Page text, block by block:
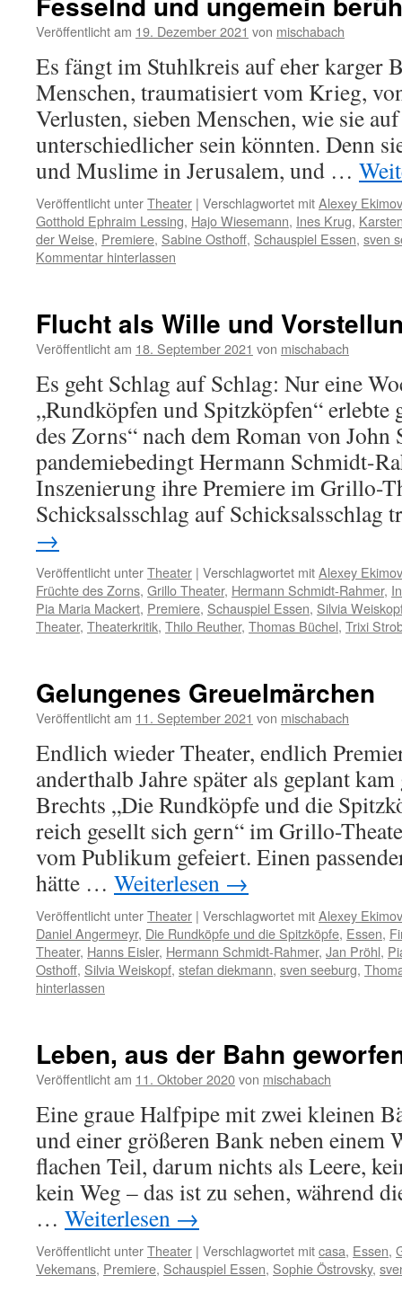
Veröffentlicht am 19. Dezember 2021 von mischabach
Es fängt im Stuhlkreis auf eher karger
Menschen, traumatisiert vom Krieg,
Verlusten, sieben Menschen, wie sie
unterschiedlicher sein könnten. Denn
und Muslime in Jerusalem, und …
Veröffentlicht unterTheater | Verschlagwortet mitAlexey Ekimov
Gotthold Ephraim Lessing, Hajo Wiesemann, Ines Krug,
der Weise, Premiere, Sabine Osthoff, Schauspiel Essen, sven
Kommentar hinterlassen
Flucht als Wille und
Veröffentlicht am 18. September 2021 von mischabach
Es geht Schlag auf Schlag: Nur eine
„Rundköpfen und Spitzköpfen“ erlebte
des Zorns“ nach dem Roman von John
pandemiebedingt Hermann Schmidt-
Inszenierung ihre Premiere im Grillo-
Schicksalsschlag auf
→
Veröffentlicht unterTheater | Verschlagwortet mitAlexey Ekimov
Früchte des Zorns, Grillo Theater, Hermann Schmidt-Rahmer,
Pia Maria Mackert, Premiere, Schauspiel Essen, Silvia
Theater, Theaterkritik, Thilo Reuther, Thomas Büchel, Trixi
Gelungenes Greuelmärchen
Veröffentlicht am 11. September 2021 von mischabach
Endlich wieder Theater, endlich
anderthalb Jahre später als geplant
Brechts „Die Rundköpfe und die
reich gesellt sich gern“ im Grillo-
vom Publikum gefeiert. Einen
hätte … Weiterlesen →
Veröffentlicht unterTheater | Verschlagwortet mitAlexey Ekimov
Daniel Angermeyr, Die Rundköpfe und die Spitzköpfe, Essen,
Theater, Hanns Eisler, Hermann Schmidt-Rahmer, Jan Pröhl,
Osthoff, Silvia Weiskopf, stefan diekmann, sven seeburg,
hinterlassen
Leben, aus der Bahn
Veröffentlicht am 11. Oktober 2020von mischabach
Eine graue Halfpipe mit zwei kleinen
und einer größeren Bank neben einem
flachen Teil, darum nichts als Leere,
kein Weg – das ist zu sehen, während
… Weiterlesen →
Veröffentlicht unterTheater | Verschlagwortet mitcasa, Essen,
Vekemans, Premiere, Schauspiel Essen, Sophie Östrovsky,